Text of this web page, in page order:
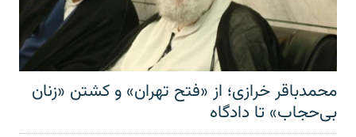
محمدباقر خرازی؛ از «فتح تهران» و کشتن «زنان
بی‌حجاب» تا دادگاه